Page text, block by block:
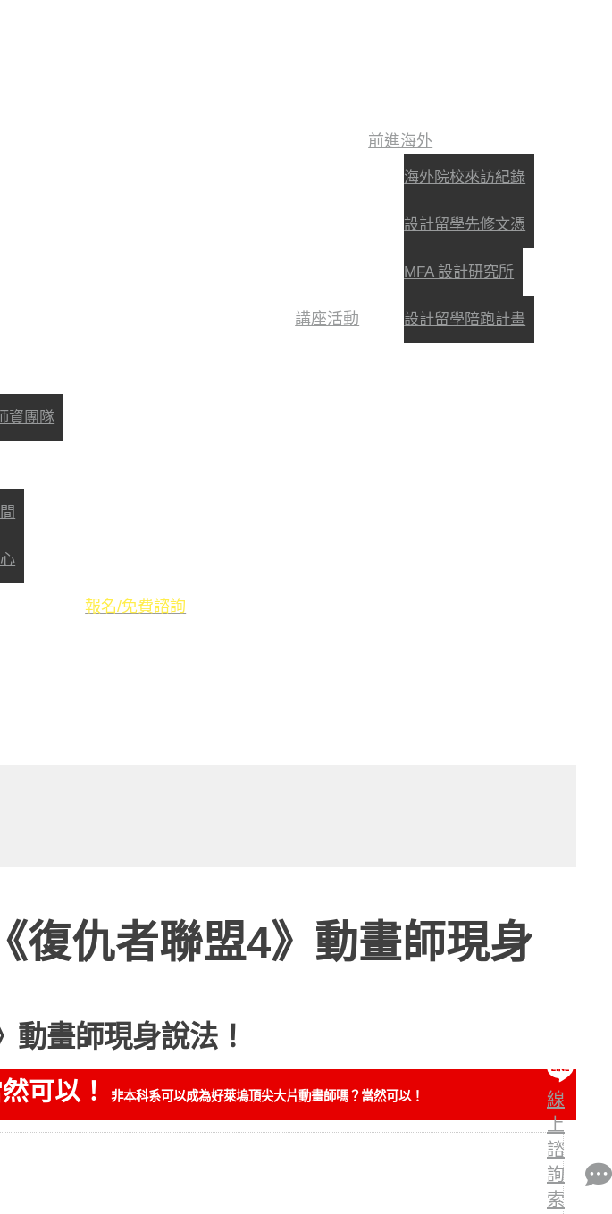
講座活動
前進海外
海外院校來訪紀錄
設計留學先修文憑
MFA 設計研究所
設計留學陪跑計畫
資團隊
報名/免費諮詢
復仇者聯盟4》動畫師現身
畫師現身說法！
可以！ 非本科系可以成為好萊塢頂尖大片動畫師嗎？當然可以！
線
上
諮
詢
索